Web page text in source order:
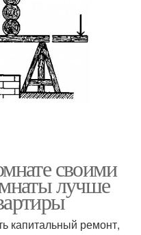
своими
лучше
капитальный ремонт,